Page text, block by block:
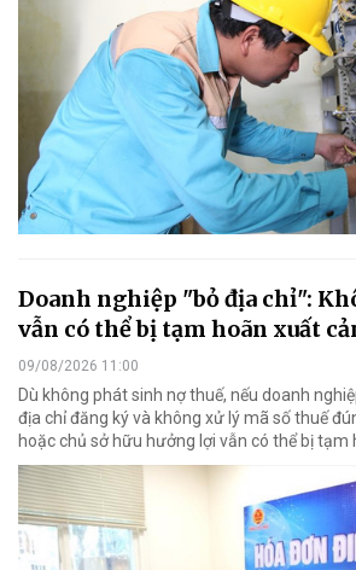
Doanh nghiệp "bỏ địa chỉ":
vẫn có thể bị tạm hoãn xuất
09/08/2026 11:00
Dù không phát sinh nợ thuế, nếu doanh
địa chỉ đăng ký và không xử lý mã số thuế
hoặc chủ sở hữu hưởng lợi vẫn có thể bị tạm